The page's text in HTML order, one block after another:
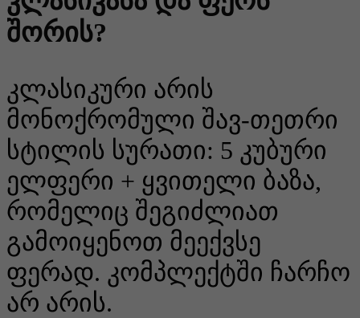
შორის?
კლასიკური არის
მონოქრომული შავ-თეთრი
სტილის სურათი: 5 კუბური
ელფერი + ყვითელი ბაზა,
რომელიც შეგიძლიათ
გამოიყენოთ მეექვსე
ფერად. კომპლექტში ჩარჩო
არ არის.